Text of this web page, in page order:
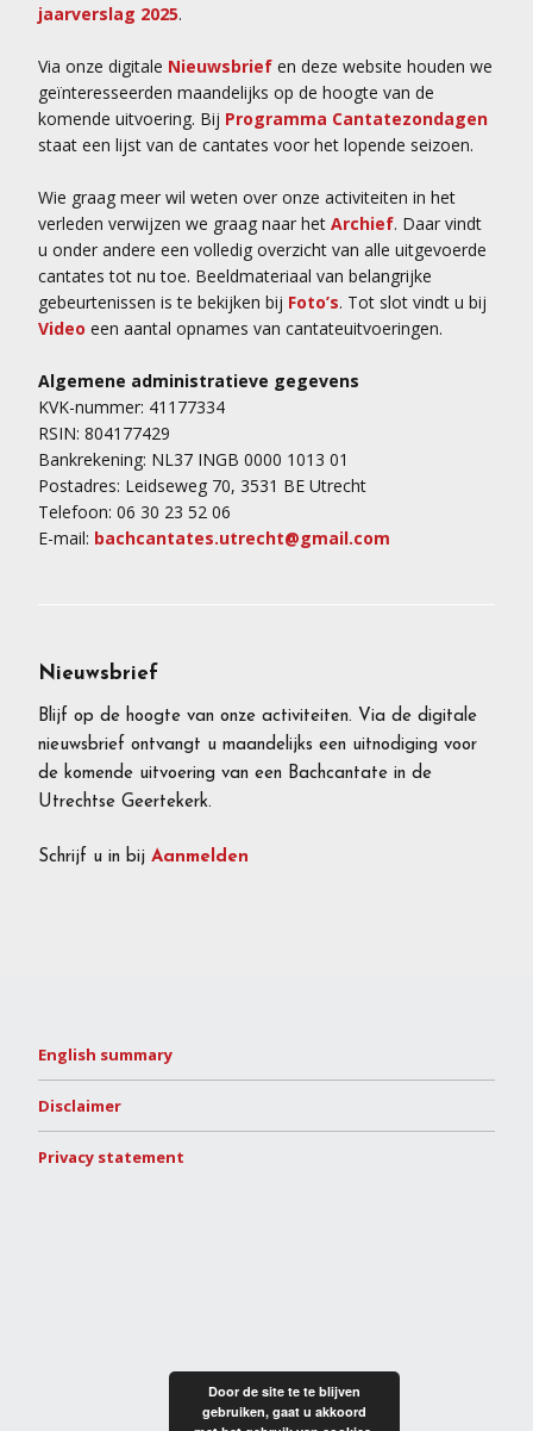
jaarverslag 2025.
Via onze digitale Nieuwsbrief en deze website houden we
geïnteresseerden maandelijks op de hoogte van de
komende uitvoering. Bij Programma Cantatezondagen
staat een lijst van de cantates voor het lopende seizoen.
Wie graag meer wil weten over onze activiteiten in het
verleden verwijzen we graag naar het Archief. Daar vindt
u onder andere een volledig overzicht van alle uitgevoerde
cantates tot nu toe. Beeldmateriaal van belangrijke
gebeurtenissen is te bekijken bij Foto’s. Tot slot vindt u bij
Video een aantal opnames van cantateuitvoeringen.
Algemene administratieve gegevens
KVK-nummer: 41177334
RSIN: 804177429
Bankrekening: NL37 INGB 0000 1013 01
Postadres: Leidseweg 70, 3531 BE Utrecht
Telefoon: 06 30 23 52 06
E-mail: bachcantates.utrecht@gmail.com
Nieuwsbrief
Blijf op de hoogte van onze activiteiten. Via de digitale
nieuwsbrief ontvangt u maandelijks een uitnodiging voor
de komende uitvoering van een Bachcantate in de
Utrechtse Geertekerk.
Schrijf u in bij Aanmelden
English summary
Disclaimer
Privacy statement
Door de site te te blijven
gebruiken, gaat u akkoord